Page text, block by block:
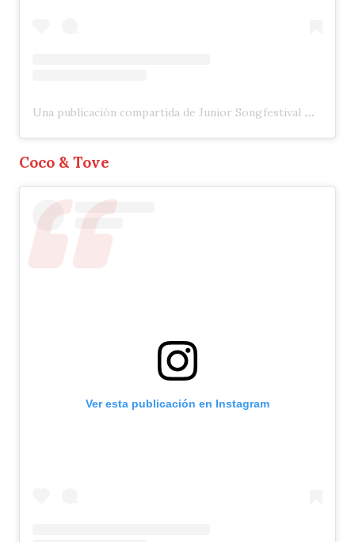
Una publicación compartida de Junior Songfestival 🇳🇱 (@jrsongfestival)
Coco & Tove
Ver esta publicación en Instagram